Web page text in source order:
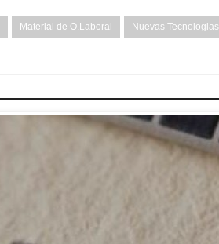
Material de O.Laboral Nuevas Tecnologias